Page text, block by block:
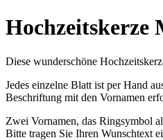
Hochzeitskerze
Diese wunderschöne
Jedes einzelne Blatt ist per Hand
Beschriftung mit den Vornamen
Zwei Vornamen, das Ringsymbol
Bitte tragen Sie Ihren Wunschtext